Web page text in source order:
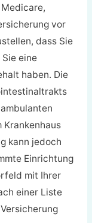
vor
dass Sie
eine
haben. Die
Krankenhaus
kann jedoch
Einrichtung
mit Ihrer
einer Liste